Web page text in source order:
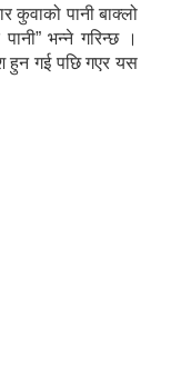
कुवाको पानी बाक्लो
पानी” भन्ने गरिन्छ ।
हुन गई पछि गएर यस